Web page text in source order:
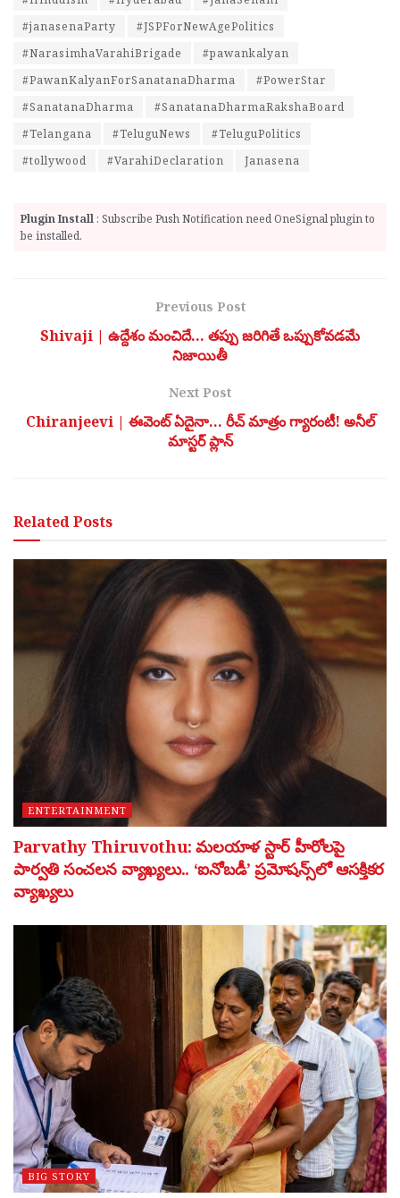
#janasenaParty
#JSPForNewAgePolitics
#NarasimhaVarahiBrigade
#pawankalyan
#PawanKalyanForSanatanaDharma
#PowerStar
#SanatanaDharma
#SanatanaDharmaRakshaBoard
#Telangana
#TeluguNews
#TeluguPolitics
#tollywood
#VarahiDeclaration Janasena
Plugin Install : Subscribe Push Notification need OneSignal plugin to
be installed.
Previous Post
Shivaji | ఉద్దేశం మంచిదే… తప్పు జరిగితే ఒప్పుకోవడమే
నిజాయితీ
Next Post
Chiranjeevi | ఈవెంట్ ఏదైనా… రీచ్ మాత్రం గ్యారంటీ! అనీల్
మాస్టర్ ప్లాన్
RelatedPosts
ENTERTAINMENT
Parvathy Thiruvothu: మలయాళ స్టార్ హీరోలపై
పార్వతి సంచలన వ్యాఖ్యలు.. ‘ఐనోబడీ’ ప్రమోషన్స్‌లో ఆసక్తికర
వ్యాఖ్యలు
BIG STORY